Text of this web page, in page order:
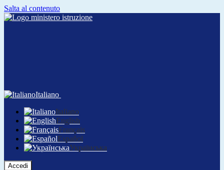
Salta al contenuto
Italiano
Italiano
English
Français
Español
Українська
Accedi